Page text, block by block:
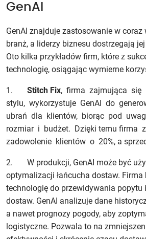
GenAI
GenAI znajduje zastosowanie w coraz
branż, a liderzy biznesu dostrzegają
Oto kilka przykładów firm, które z
technologię, osiągając wymierne
1. Stitch Fix, firma zajmująca się
stylu, wykorzystuje GenAI do
ubrań dla klientów, biorąc pod
rozmiar i budżet. Dzięki temu firma
zadowolenie klientów o 20%, a
2. W produkcji, GenAI może być
optymalizacji łańcucha dostaw. Firma
technologię do przewidywania
dostaw. GenAI analizuje dane
a nawet prognozy pogody, aby
logistyczne. Pozwala to na